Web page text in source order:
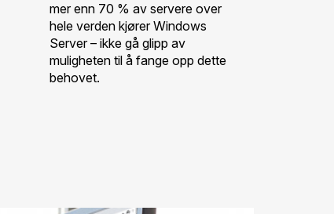
mer enn 70 % av servere over
hele verden kjører Windows
Server – ikke gå glipp av
muligheten til å fange opp dette
behovet.